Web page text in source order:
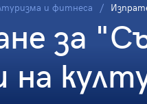
и фитнеса
за
на